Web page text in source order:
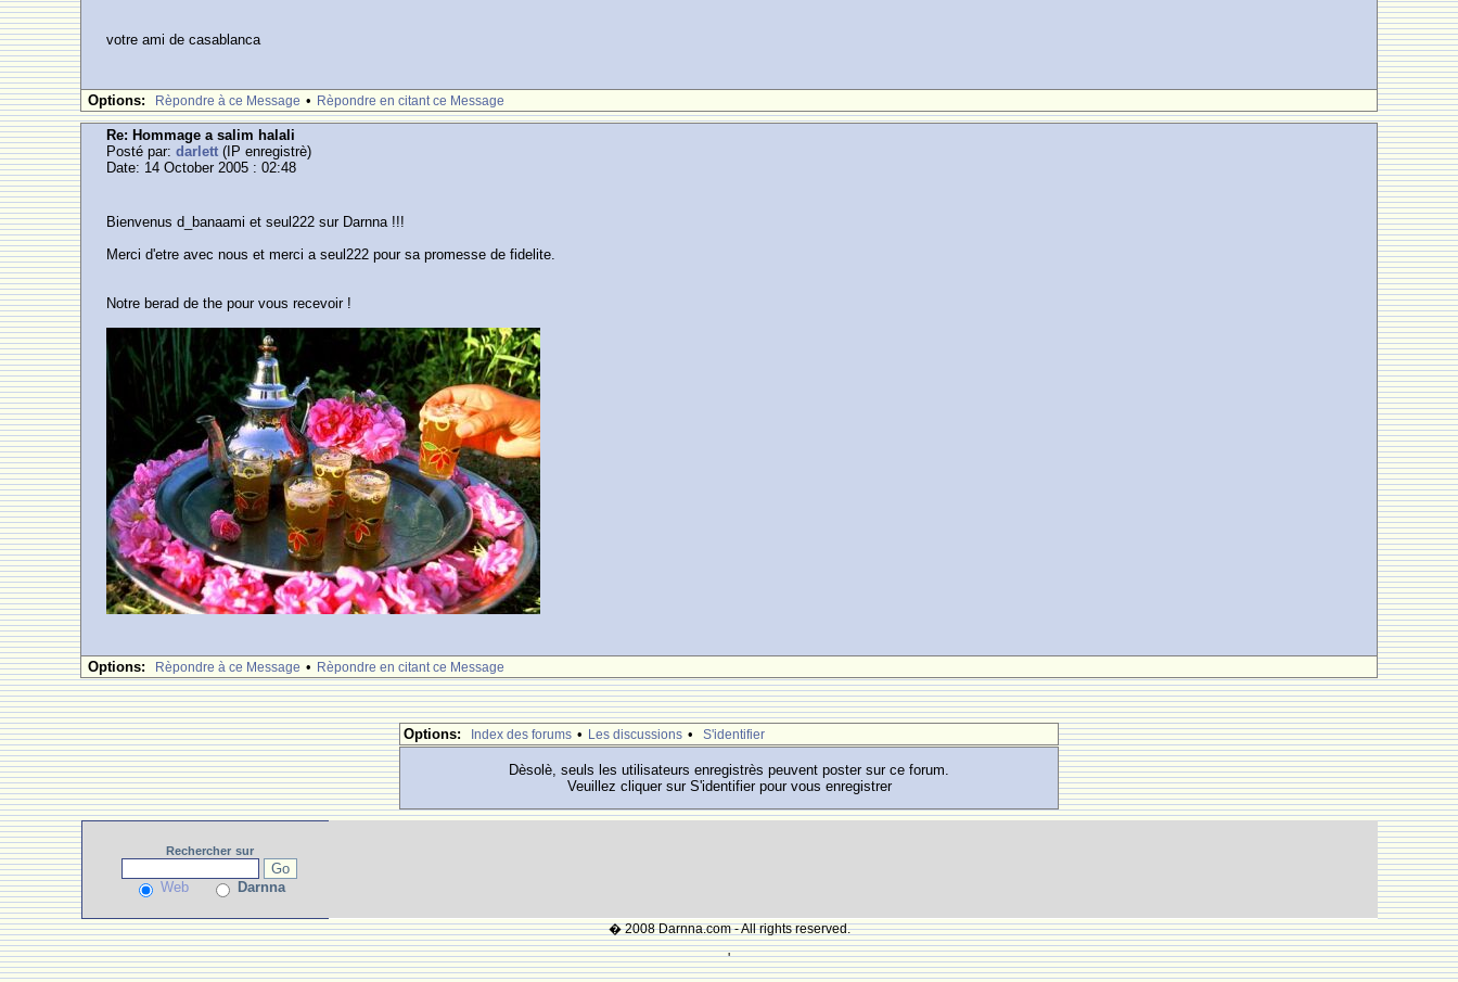
votre ami de casablanca
Options: Rèpondre à ce Message • Rèpondre en citant ce Message
Re: Hommage a salim halali
Posté par:darlett (IP enregistrè)
Date: 14 October 2005 : 02:48
Bienvenus d_banaami et seul222 sur Darnna !!!
Merci d'etre avec nous et merci a seul222 pour sa promesse de fidelite.
Notre berad de the pour vous recevoir !
Options: Rèpondre à ce Message • Rèpondre en citant ce Message
Options: Index des forums • Les discussions • S'identifier
Dèsolè, seuls les utilisateurs enregistrès peuvent poster sur ce forum.
Veuillez cliquer sur S'identifier pour vous enregistrer
Rechercher sur
Web Darnna
� 2008 Darnna.com - All rights reserved.
'